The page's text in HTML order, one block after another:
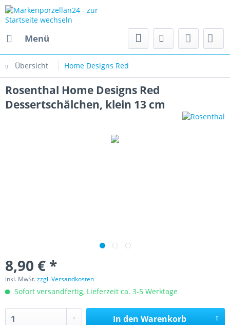
Menü
Übersicht Home Designs Red
Rosenthal Home Designs Red
Dessertschälchen, klein 13 cm
8,90 € *
inkl. MwSt.zzgl. Versandkosten
Sofort versandfertig, Lieferzeit ca. 3-5 Werktage
In den Warenkorb